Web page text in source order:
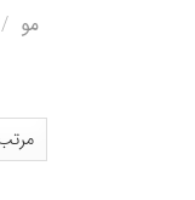
مو /